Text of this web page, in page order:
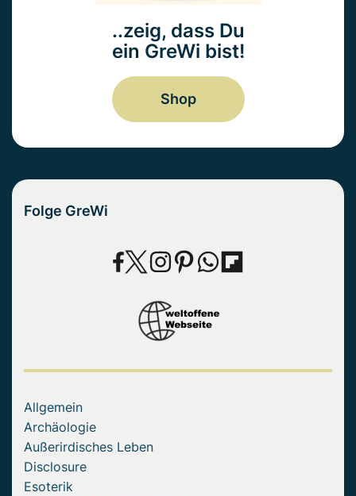
..zeig, dass Du
ein GreWi bist!
Shop
Folge GreWi
Allgemein
Archäologie
Außerirdisches Leben
Disclosure
Esoterik